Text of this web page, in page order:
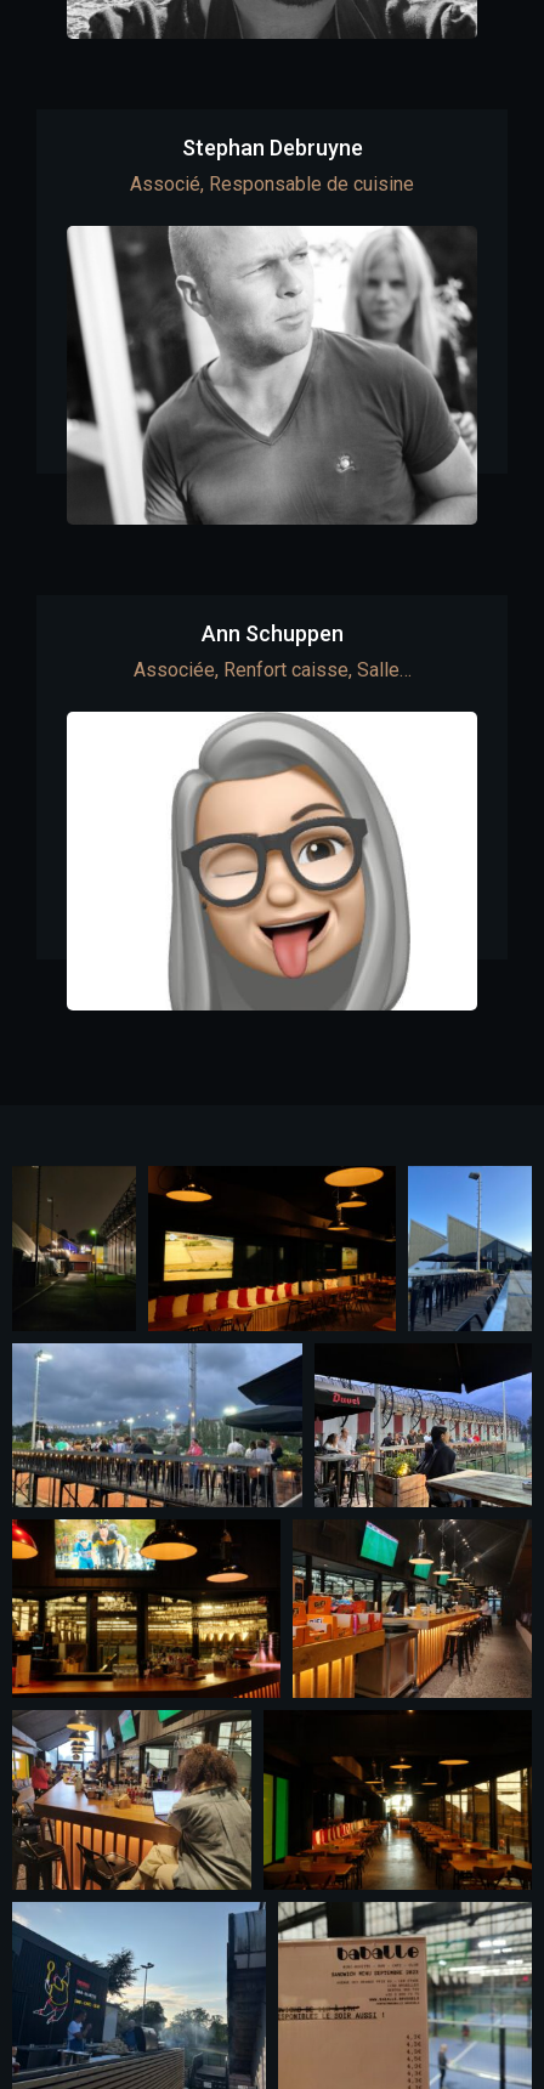
Stephan Debruyne
Associé, Responsable de cuisine
Ann Schuppen
Associée, Renfort caisse, Salle…